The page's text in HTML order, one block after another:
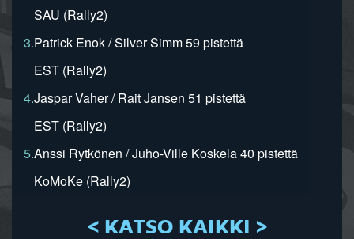
SAU (Rally2)
3.Patrick Enok / Silver Simm 59 pistettä
EST (Rally2)
4.Jaspar Vaher / Rait Jansen 51 pistettä
EST (Rally2)
5.Anssi Rytkönen / Juho-Ville Koskela 40 pistettä
KoMoKe (Rally2)
< KATSO KAIKKI >